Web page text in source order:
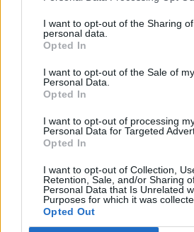
I want to opt-out of the Sharing
personal data.
Opted In
I want to opt-out of the Sale of my
Personal Data.
Opted In
I want to opt-out of processing
Personal Data for Targeted
Opted In
I want to opt-out of Collection,
Retention, Sale, and/or Sharing
Personal Data that Is Unrelated
Purposes for which it was
Opted Out
Ciolacu – asalt total
privat! Noi biruri de la...
Matei Udrea